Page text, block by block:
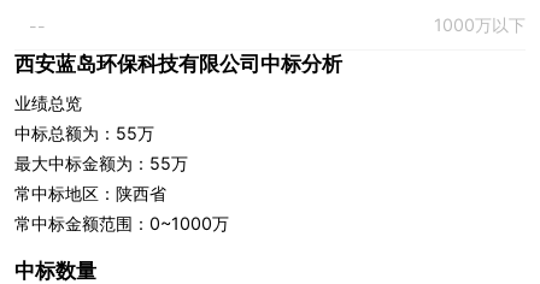
-- 1000万以下
西安蓝岛环保科技有限公司中标分析
业绩总览
中标总额为：55万
最大中标金额为：55万
常中标地区：陕西省
常中标金额范围：0~1000万
中标数量